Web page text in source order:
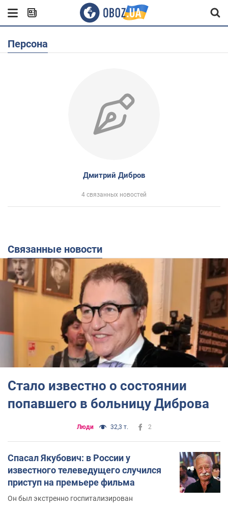
Персона
Дмитрий Дибров
4 связанных новостей
Связанные новости
Стало известно о состоянии
попавшего в больницу Диброва
Люди 32,3 т. 2
Спасал Якубович: в России у
известного телеведущего случился
приступ на премьере фильма
Он был экстренно госпитализирован